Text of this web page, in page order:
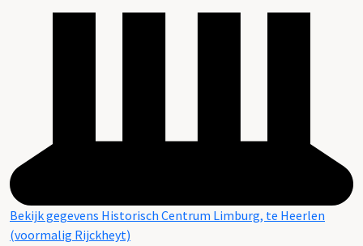
Bekijk gegevens Historisch Centrum Limburg, te Heerlen
(voormalig Rijckheyt)